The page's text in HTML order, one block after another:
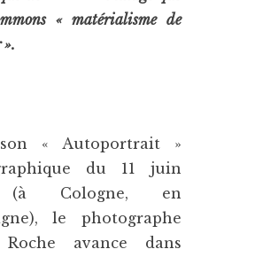
« matérialisme de
« Autoportrait »
du 11 juin
(à Cologne, en
le photographe
avance dans